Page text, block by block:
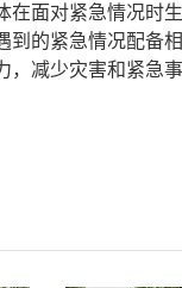
在面对紧急情况时
到的紧急情况配备
，减少灾害和紧急